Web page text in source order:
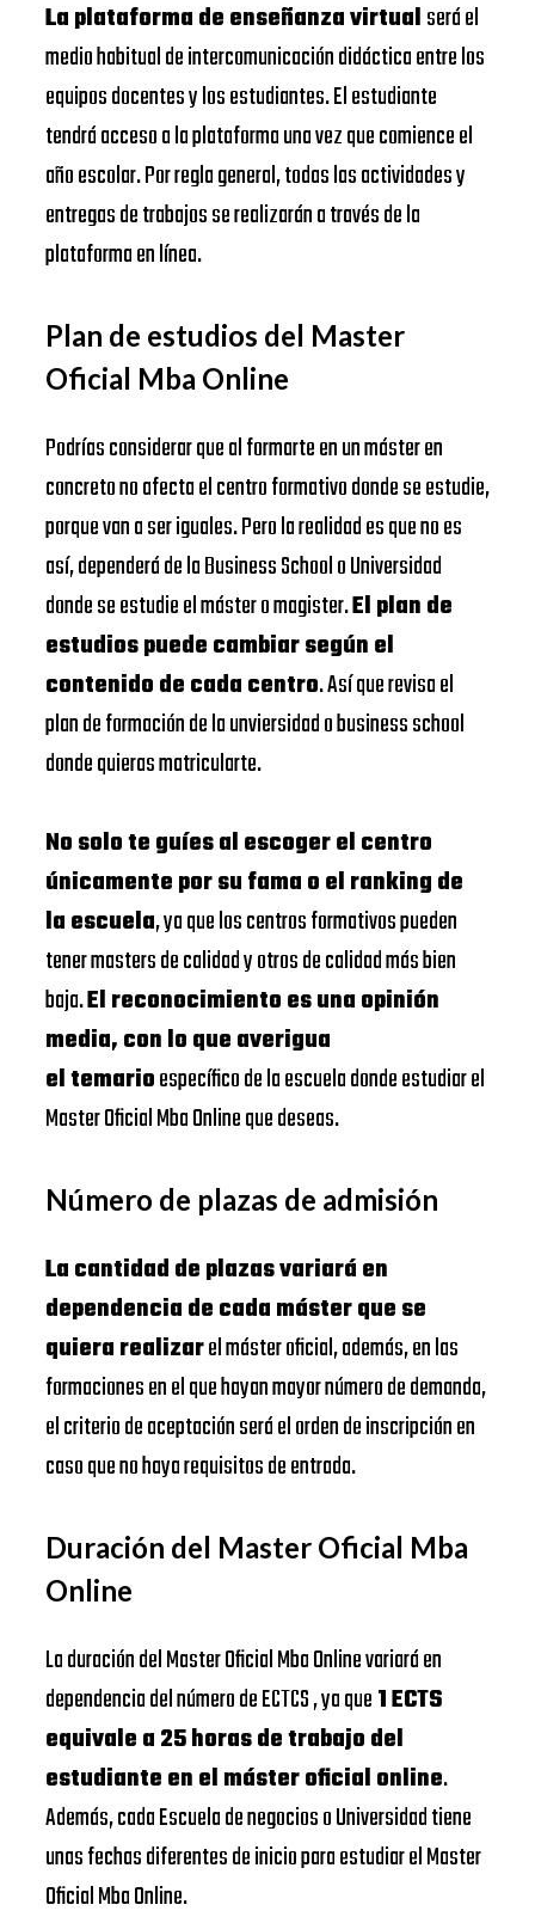
La plataforma de enseñanza virtualserá el
medio habitual de intercomunicación didáctica entre los
equipos docentes y los estudiantes. El estudiante
tendrá acceso a la plataforma una vez que comience el
año escolar. Por regla general, todas las actividades y
entregas de trabajos se realizarán a través de la
plataforma en línea.
Plan de estudios del Master
Oficial Mba Online
Podrías considerar que al formarte en un máster en
concreto no afecta el centro formativo donde se estudie,
porque van a ser iguales. Pero la realidad es que no es
así, dependerá de la Business School o Universidad
donde se estudie el máster o magister.El plan de
estudios puede cambiar según el
contenido de cada centro. Así que revisa el
plan de formación de la unviersidad o business school
donde quieras matricularte.
No solo te guíes al escoger el centro
únicamente por su fama o el ranking de
la escuela, ya que los centros formativos pueden
tener masters de calidad y otros de calidad más bien
baja.El reconocimiento es una opinión
media, con lo que averigua
el temarioespecífico de la escuela donde estudiar el
Master Oficial Mba Online que deseas.
Número de plazas de admisión
La cantidad de plazas variará en
dependencia de cada máster que se
quiera realizarel máster oficial, además, en las
formaciones en el que hayan mayor número de demanda,
el criterio de aceptación será el orden de inscripción en
caso que no haya requisitos de entrada.
Duración del Master Oficial Mba
Online
La duración del Master Oficial Mba Online variará en
dependencia del número de ECTCS , ya que1 ECTS
equivale a 25 horas de trabajo del
estudiante en el máster oficial online.
Además, cada Escuela de negocios o Universidad tiene
unas fechas diferentes de inicio para estudiar el Master
Oficial Mba Online.